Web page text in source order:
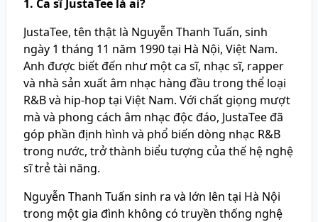
1. Ca sĩ JustaTee là ai?
JustaTee, tên thật là Nguyễn Thanh Tuấn, sinh
ngày 1 tháng 11 năm 1990 tại Hà Nội, Việt Nam.
Anh được biết đến như một ca sĩ, nhạc sĩ, rapper
và nhà sản xuất âm nhạc hàng đầu trong thể loại
R&B và hip-hop tại Việt Nam. Với chất giọng mượt
mà và phong cách âm nhạc độc đáo, JustaTee đã
góp phần định hình và phổ biến dòng nhạc R&B
trong nước, trở thành biểu tượng của thế hệ nghệ
sĩ trẻ tài năng.
Nguyễn Thanh Tuấn sinh ra và lớn lên tại Hà Nội
trong một gia đình không có truyền thống nghệ